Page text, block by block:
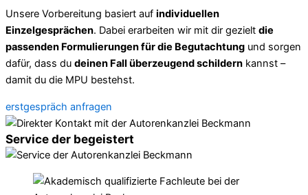
Unsere Vorbereitung basiert auf individuellen
Einzelgesprächen. Dabei erarbeiten wir mit dir gezielt die
passenden Formulierungen für die Begutachtung und sorgen
dafür, dass du deinen Fall überzeugend schildern kannst –
damit du die MPU bestehst.
erstgespräch anfragen
Service der begeistert